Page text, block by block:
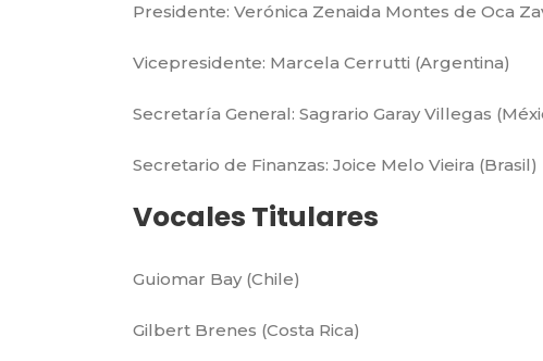
Presidente: Verónica Zenaida Montes de Oca
Vicepresidente: Marcela Cerrutti (Argentina)
Secretaría General: Sagrario Garay Villegas
Secretario de Finanzas: Joice Melo Vieira (Brasil)
Vocales Titulares
Guiomar Bay (Chile)
Gilbert Brenes (Costa Rica)